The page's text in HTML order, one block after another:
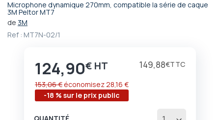
Microphone dynamique 270mm, compatible la série de caque
3M Peltor MT7
de 3M
Ref : MT7N-02/1
Prix
124,90€ 149,88€
-18 % sur le prix public
153,06 € économisez28,16 €
Passer
au
de
d’images